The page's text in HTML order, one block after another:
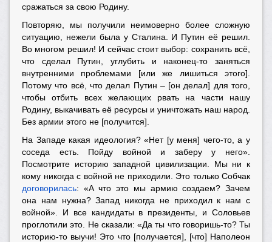
сражаться за свою Родину.
Повторяю, мы получили неимоверно более сложную
ситуацию, нежели была у Сталина. И Путин её решил.
Во многом решил! И сейчас стоит выбор: сохранить всё,
что сделал Путин, углубить и наконец-то заняться
внутренними проблемами [или же лишиться этого].
Потому что всё, что делал Путин – [он делал] для того,
чтобы отбить всех желающих рвать на части нашу
Родину, выкачивать её ресурсы и уничтожать наш народ.
Без армии этого не [получится].
На Западе какая идеология? «Нет [у меня] чего-то, а у
соседа есть. Пойду войной и заберу у него».
Посмотрите историю западной цивилизации. Мы ни к
кому никогда с войной не приходили. Это только Собчак
договорилась: «А что это мы армию создаем? Зачем
она нам нужна? Запад никогда не приходил к нам с
войной». И все кандидаты в президенты, и Соловьев
проглотили это. Не сказали: «Да ты что говоришь-то? Ты
историю-то выучи! Это что [получается], [что] Наполеон